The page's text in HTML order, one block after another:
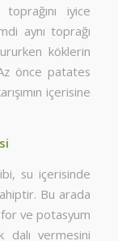
toprağını iyice
aynı toprağı
köklerin
önce patates
içerisine
su içerisinde
Bu arada
ve potasyum
dalı vermesini